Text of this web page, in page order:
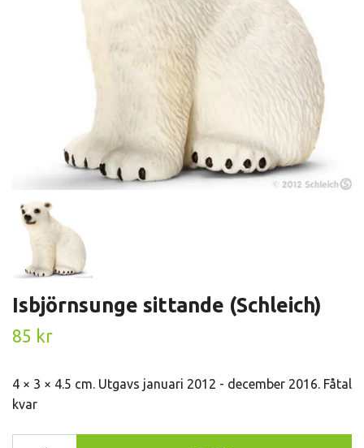
Isbjörnsunge sittande (Schleich)
85 kr
4 × 3 × 4.5 cm. Utgavs januari 2012 - december 2016. Fåtal
kvar